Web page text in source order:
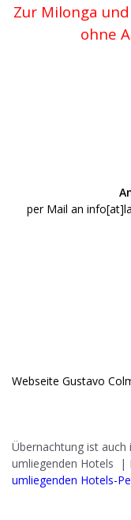
Zur Milonga
ohne
per Mail an
Webseite Gustavo
Übernachtung ist
umliegenden Hotels
umliegenden Hotels-